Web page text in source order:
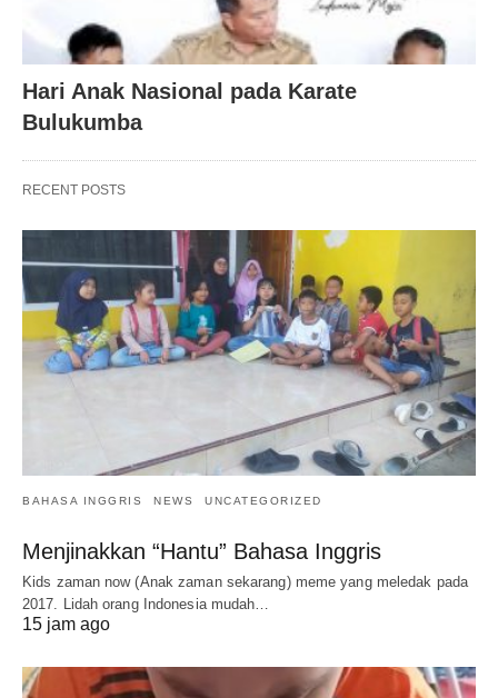
Hari Anak Nasional pada Karate
Bulukumba
RECENT POSTS
BAHASA INGGRIS NEWS UNCATEGORIZED
Menjinakkan “Hantu” Bahasa Inggris
Kids zaman now (Anak zaman sekarang) meme yang meledak pada
2017. Lidah orang Indonesia mudah…
15 jam ago